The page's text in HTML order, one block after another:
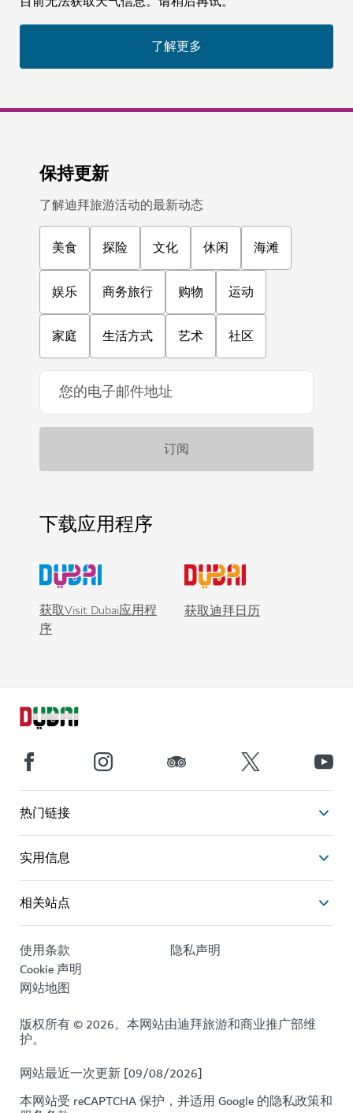
了解更多
保持更新
了解迪拜旅游活动的最新动态
美食 探险 文化 休闲 海滩
娱乐 商务旅行 购物 运动
家庭 生活方式 艺术 社区
下载应用程序
获取Visit Dubai应用程
序
获取迪拜日历
热门链接
实用信息
相关站点
使用条款
隐私声明
Cookie 声明
网站地图
版权所有 © 2026。本网站由迪拜旅游和商业推广部维
护。
网站最近一次更新 [09/08/2026]
本网站受 reCAPTCHA 保护，并适用 Google 的隐私政策和